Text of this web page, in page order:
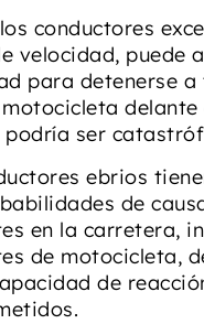
conductores
velocidad, puede
para detenerse a
delante
ser
ebrios
de
en la carretera,
de motocicleta,
de